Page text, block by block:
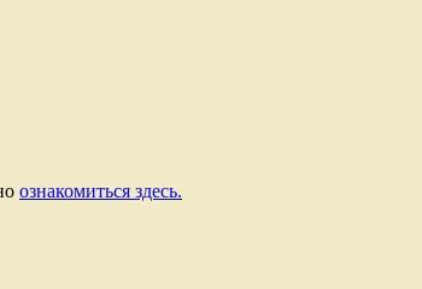
ознакомиться здесь.